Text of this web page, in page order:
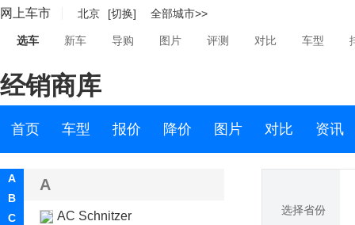
网上车市 北京 [切换] 全部城市>>
选车 新车 导购 图片 评测 对比 车型
经销商库
首页 车型 报价 降价 图片 对比 资讯
A
B
C
A
AC Schnitzer 选择省份